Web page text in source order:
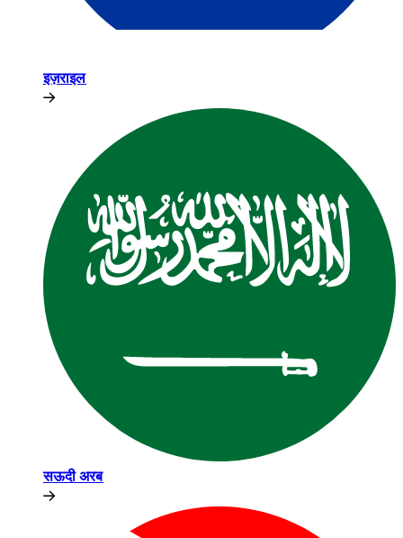
इज़राइल​​
सऊदी अरब​​